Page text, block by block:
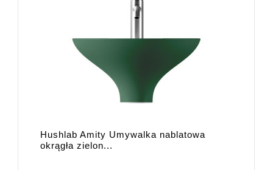
Hushlab Amity Umywalka nablatowa
okrągła zielon...